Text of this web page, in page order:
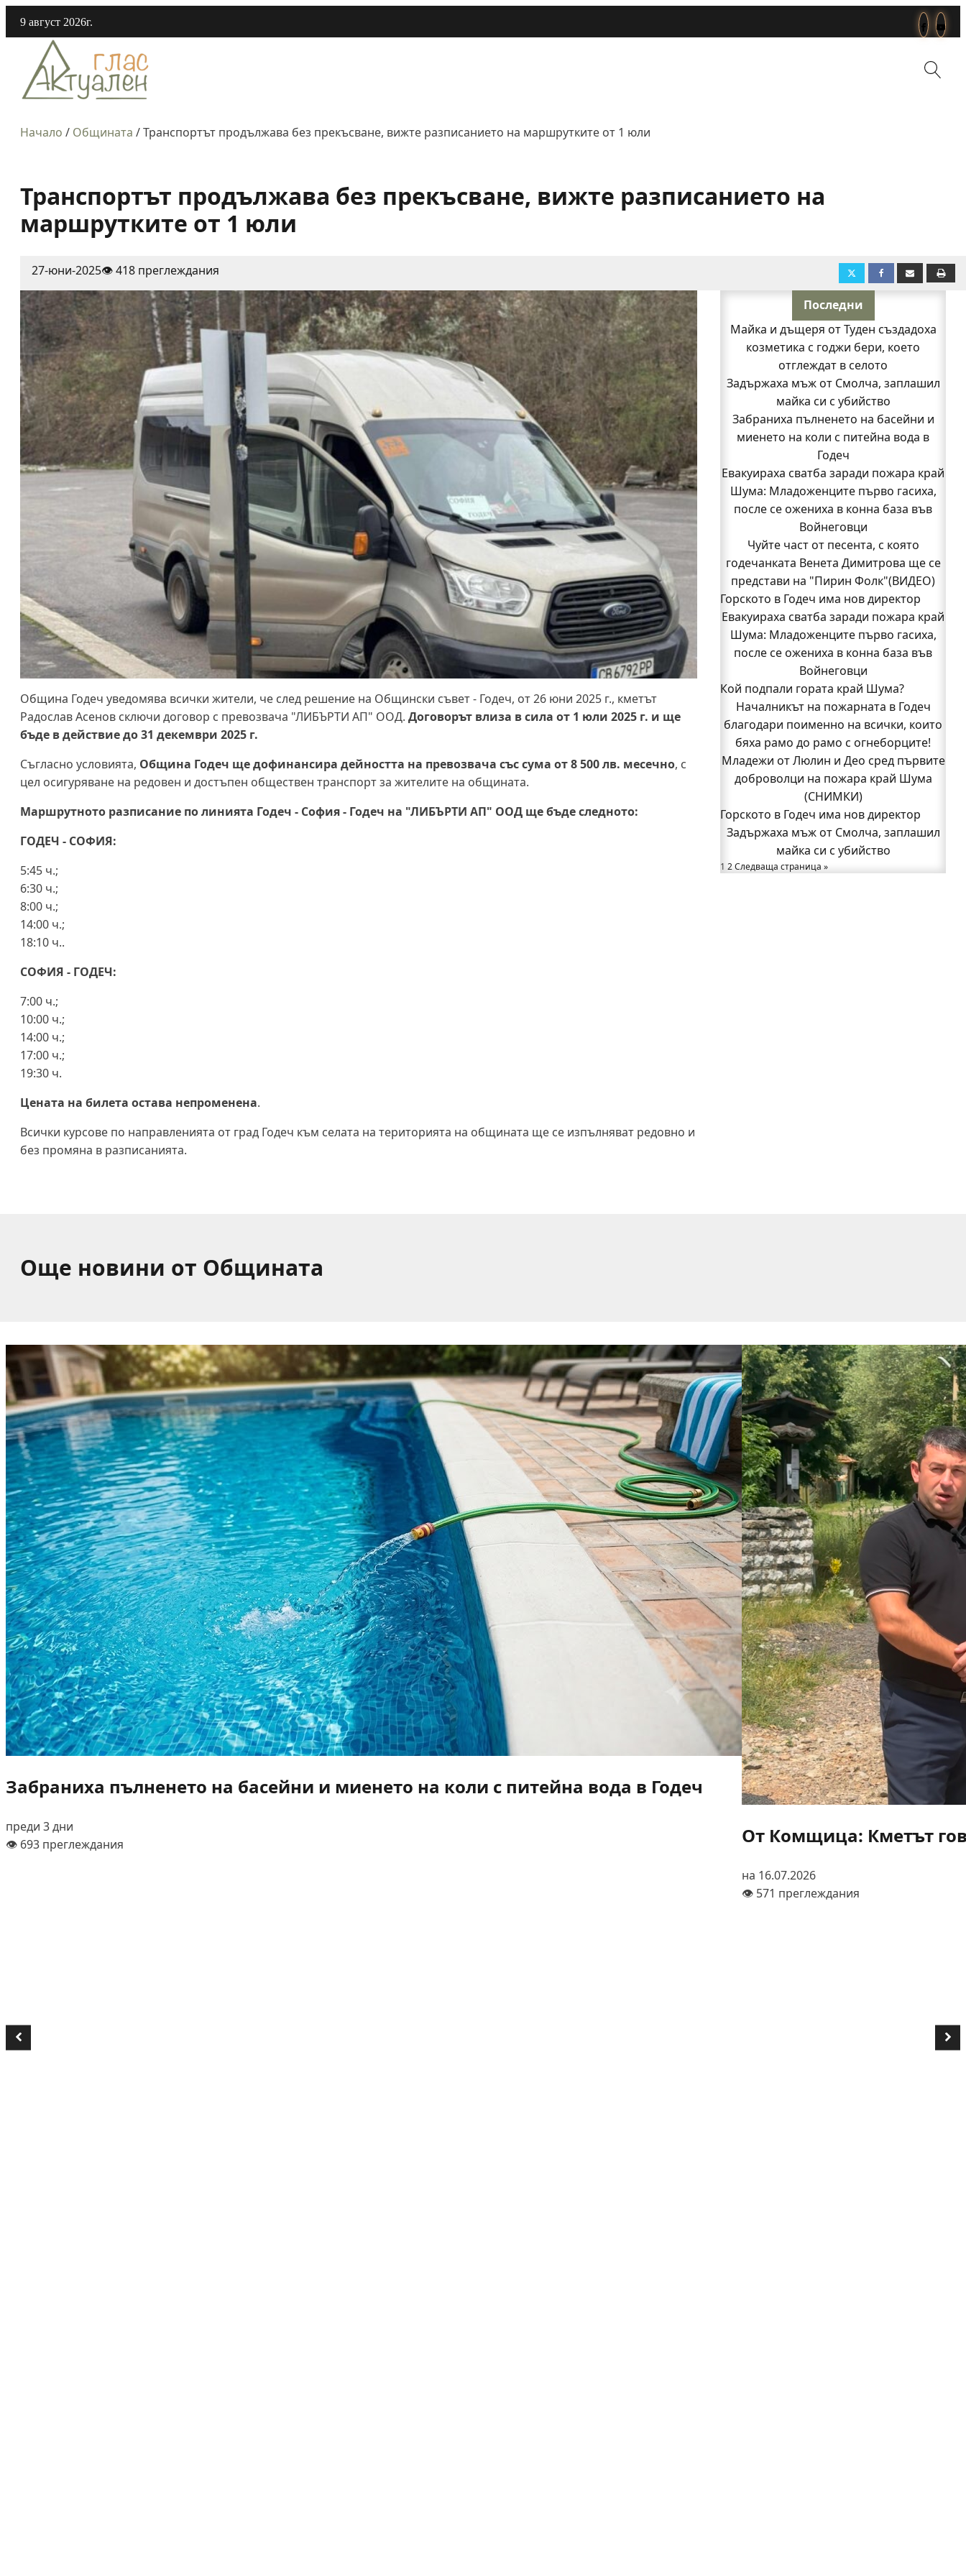
9 август 2026г.
Начало / Общината /Транспортът продължава без прекъсване, вижте разписанието на маршрутките от 1 юли
Транспортът продължава без прекъсване, вижте разписанието на
маршрутките от 1 юли
27-юни-2025👁️ 418 преглеждания
Община Годеч уведомява всички жители, че след решение на Общински съвет - Годеч, от 26 юни 2025 г., кметът
Радослав Асенов сключи договор с превозвача "ЛИБЪРТИ АП" ООД. Договорът влиза в сила от 1 юли 2025 г. и ще
бъде в действие до 31 декември 2025 г.
Съгласно условията, Община Годеч ще дофинансира дейността на превозвача със сума от 8 500 лв. месечно, с
цел осигуряване на редовен и достъпен обществен транспорт за жителите на общината.
Маршрутното разписание по линията Годеч - София - Годеч на "ЛИБЪРТИ АП" ООД ще бъде следното:
ГОДЕЧ - СОФИЯ:
5:45 ч.;
6:30 ч.;
8:00 ч.;
14:00 ч.;
18:10 ч..
СОФИЯ - ГОДЕЧ:
7:00 ч.;
10:00 ч.;
14:00 ч.;
17:00 ч.;
19:30 ч.
Цената на билета остава непроменена.
Всички курсове по направленията от град Годеч към селата на територията на общината ще се изпълняват редовно и
без промяна в разписанията.
Последни
Майка и дъщеря от Туден създадоха
козметика с годжи бери, което
отглеждат в селото
Задържаха мъж от Смолча, заплашил
майка си с убийство
Забраниха пълненето на басейни и
миенето на коли с питейна вода в
Годеч
Евакуираха сватба заради пожара край
Шума: Младоженците първо гасиха,
после се ожениха в конна база във
Войнеговци
Чуйте част от песента, с която
годечанката Венета Димитрова ще се
представи на "Пирин Фолк"(ВИДЕО)
Горското в Годеч има нов директор
Заповядайте! Магазинът на "Бозмов"
отваря врати в Годеч на 12 август
Бивш шеф на полицията в Годеч оглави
ОДМВР-Видин
Кой подпали гората край Шума?
Младежи от Люлин и Део сред първите
доброволци на пожара край Шума
(СНИМКИ)
Началникът на пожарната в Годеч
благодари поименно на всички, които
бяха рамо до рамо с огнеборците!
150 декара гори, треви и храсти
изгоряха край Годеч, десетки
доброволци се хвърлиха в битката с
огъня (СНИМКИ/ВИДЕО)
Евакуираха сватба заради пожара край
Шума: Младоженците първо гасиха,
после се ожениха в конна база във
Войнеговци
Кой подпали гората край Шума?
Началникът на пожарната в Годеч
благодари поименно на всички, които
бяха рамо до рамо с огнеборците!
Младежи от Люлин и Део сред първите
доброволци на пожара край Шума
(СНИМКИ)
Горското в Годеч има нов директор
Задържаха мъж от Смолча, заплашил
майка си с убийство
1 2Следваща страница »
Още новини от Общината
Забраниха пълненето на басейни и миенето на коли с питейна вода в Годеч
преди 3 дни
👁️ 693 преглеждания
От Комщица: Кметът
на 16.07.2026
👁️ 571 преглеждания